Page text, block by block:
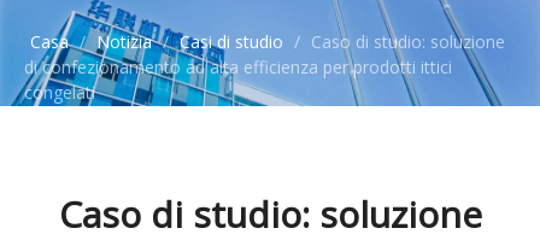
Casa / Notizia / Casi di studio / Caso di studio: soluzione
di confezionamento ad alta efficienza per prodotti ittici
congelati
Caso di studio: soluzione